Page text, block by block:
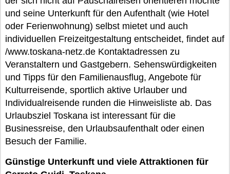
und seine Unterkunft für den Aufenthalt (wie Hotel
oder Ferienwohnung) selbst mietet und auch
individuellen Freizeitgestaltung entscheidet, findet auf
/www.toskana-netz.de Kontaktadressen zu
Veranstaltern und Gastgebern. Sehenswürdigkeiten
und Tipps für den Familienausflug, Angebote für
Kulturreisende, sportlich aktive Urlauber und
Individualreisende runden die Hinweisliste ab. Das
Urlaubsziel Toskana ist interessant für die
Businessreise, den Urlaubsaufenthalt oder einen
Besuch der Familie.
Günstige Unterkunft und viele Attraktionen für